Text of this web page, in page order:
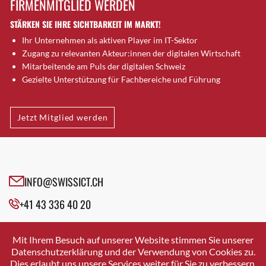
Brugg AG
Brütten
Bubendorf
Bubikon
Buchs (SG)
Bäretswil
Bülach
Cazis
Crissier
Davos Platz
Dierikon
Dietikon
FIRMENMITGLIED WERDEN
STÄRKEN SIE IHRE SICHTBARKEIT IM MARKT!
Ihr Unternehmen als aktiven Player im IT-Sektor
Zugang zu relevanten Akteur:innen der digitalen Wirtschaft
Mitarbeitende am Puls der digitalen Schweiz
Gezielte Unterstützung für Fachbereiche und Führung
Jetzt Mitglied werden
INFO@SWISSICT.CH
+41 43 336 40 20
SWISSICT
VULKANSTRASSE 120
8048 ZURICH
Mit Ihrem Besuch auf unserer Website stimmen Sie unserer
Datenschutzerklärung und der Verwendung von Cookies zu.
Dies erlaubt uns unsere Services weiter für Sie zu verbessern.